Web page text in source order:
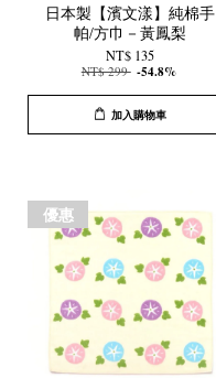
日本製【濱文漾】純棉手
帕/方巾－黃鳳梨
NT$ 135
NT$ 299 -54.8%
加入購物車
優惠